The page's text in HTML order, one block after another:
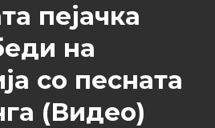
пејачка
на
со песната
(Видео)